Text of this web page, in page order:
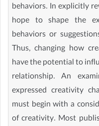
behaviors. In explicitly
hope to shape the
behaviors or
Thus, changing how
have the potential to
relationship. An
expressed creativity
must begin with a
of creativity. Most